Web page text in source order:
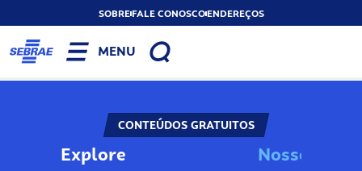
SOBREFALE CONOSCOENDEREÇOS
MENU
CONTEÚDOS GRATUITOS
Explore No